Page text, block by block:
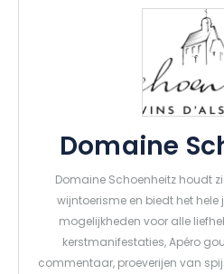
Domaine
Domaine Schoenheitz houdt
wijntoerisme en biedt het
mogelijkheden voor alle
kerstmanifestaties, Apéro
commentaar, proeverijen van